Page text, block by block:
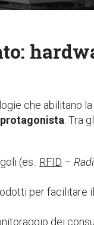
che abilitano
. Tra
(es.: RFID –
per facilitare
dei